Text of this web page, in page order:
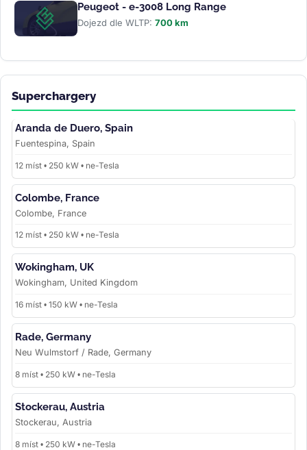
Peugeot - e-3008 Long Range
Dojezd dle WLTP: 700 km
Superchargery
Aranda de Duero, Spain
Fuentespina, Spain
12 míst • 250 kW • ne-Tesla
Colombe, France
Colombe, France
12 míst • 250 kW • ne-Tesla
Wokingham, UK
Wokingham, United Kingdom
16 míst • 150 kW • ne-Tesla
Rade, Germany
Neu Wulmstorf / Rade, Germany
8 míst • 250 kW • ne-Tesla
Stockerau, Austria
Stockerau, Austria
8 míst • 250 kW • ne-Tesla